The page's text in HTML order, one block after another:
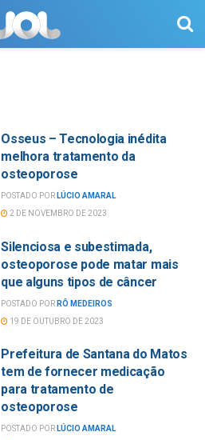
Osseus – Tecnologia inédita
melhora tratamento da
osteoporose
POSTADO POR LÚCIO AMARAL
2 DE NOVEMBRO DE 2023
Silenciosa e subestimada,
osteoporose pode matar mais
que alguns tipos de câncer​
POSTADO POR RÔ MEDEIROS
19 DE OUTUBRO DE 2023
Prefeitura de Santana do Matos
tem de fornecer medicação
para tratamento de
osteoporose
POSTADO POR LÚCIO AMARAL